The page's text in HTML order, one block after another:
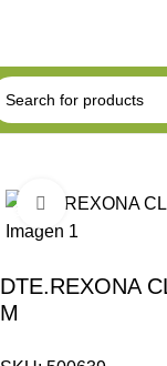
-30%
Click to
DTE.REXONA
M